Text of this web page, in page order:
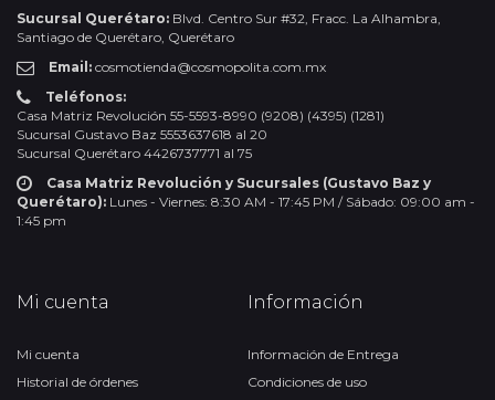
Sucursal Querétaro: Blvd. Centro Sur #32, Fracc. La Alhambra,
Santiago de Querétaro, Querétaro
Email: cosmotienda@cosmopolita.com.mx
Teléfonos:
Casa Matriz Revolución 55-5593-8990 (9208) (4395) (1281)
Sucursal Gustavo Baz 5553637618 al 20
Sucursal Querétaro 4426737771 al 75
Casa Matriz Revolución y Sucursales (Gustavo Baz y
Querétaro): Lunes - Viernes: 8:30 AM - 17:45 PM / Sábado: 09:00 am -
1:45 pm
Mi cuenta
Mi cuenta
Historial de órdenes
Información
Información de Entrega
Condiciones de uso